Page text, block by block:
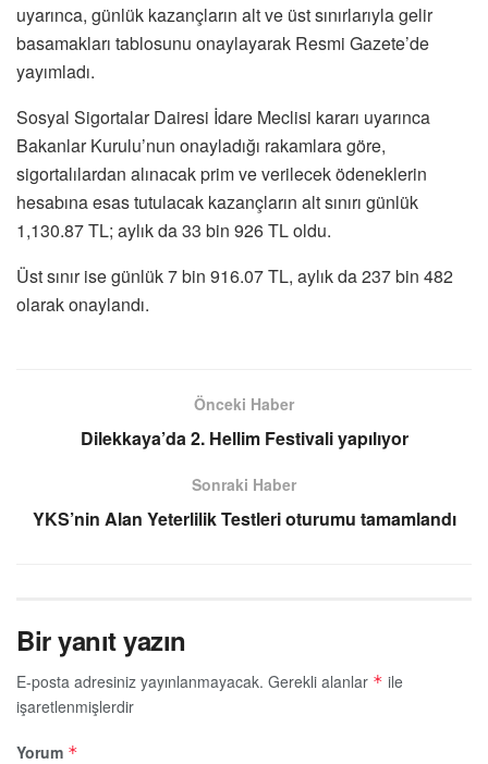
uyarınca, günlük kazançların alt ve üst sınırlarıyla gelir
basamakları tablosunu onaylayarak Resmi Gazete’de
yayımladı.
Sosyal Sigortalar Dairesi İdare Meclisi kararı uyarınca
Bakanlar Kurulu’nun onayladığı rakamlara göre,
sigortalılardan alınacak prim ve verilecek ödeneklerin
hesabına esas tutulacak kazançların alt sınırı günlük
1,130.87 TL; aylık da 33 bin 926 TL oldu.
Üst sınır ise günlük 7 bin 916.07 TL, aylık da 237 bin 482
olarak onaylandı.
Önceki Haber
Dilekkaya’da 2. Hellim Festivali yapılıyor
Sonraki Haber
YKS’nin Alan Yeterlilik Testleri oturumu tamamlandı
Bir yanıt yazın
E-posta adresiniz yayınlanmayacak. Gerekli alanlar * ile
işaretlenmişlerdir
Yorum *